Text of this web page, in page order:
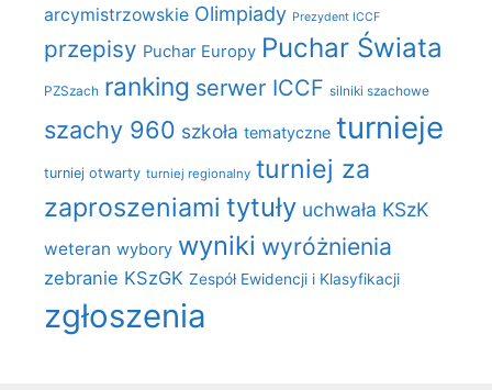
arcymistrzowskie Olimpiady Prezydent ICCF
przepisy Puchar Europy Puchar Świata
PZSzach ranking serwer ICCF silniki szachowe
szachy 960 szkoła tematyczne turnieje
turniej otwarty turniej regionalny turniej za
zaproszeniami tytuły uchwała KSzK
weteran wybory wyniki wyróżnienia
zebranie KSzGK Zespół Ewidencji i Klasyfikacji
zgłoszenia